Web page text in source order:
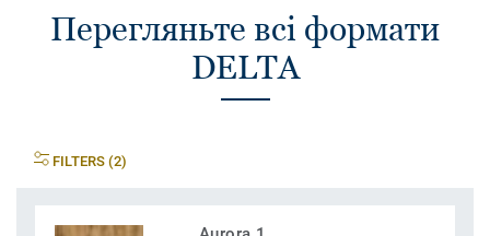
Перегляньте всі формати
DELTA
FILTERS (2)